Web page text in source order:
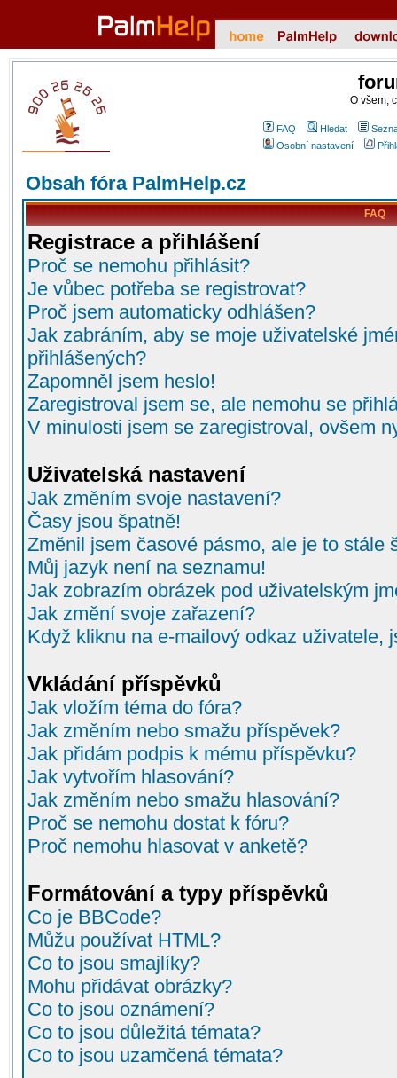
O všem,
FAQ Hledat
Osobní nastavení
Obsah fóra PalmHelp.cz
FAQ
Registrace a přihlášení
Proč se nemohu přihlásit?
Je vůbec potřeba se registrovat?
Proč jsem automaticky odhlášen?
Jak zabráním, aby se moje uživatelské
přihlášených?
Zapomněl jsem heslo!
Zaregistroval jsem se, ale nemohu se
V minulosti jsem se zaregistroval, ovšem
Uživatelská nastavení
Jak změním svoje nastavení?
Časy jsou špatně!
Změnil jsem časové pásmo, ale je to stále
Můj jazyk není na seznamu!
Jak zobrazím obrázek pod uživatelským
Jak změní svoje zařazení?
Když kliknu na e-mailový odkaz uživatele,
Vkládání příspěvků
Jak vložím téma do fóra?
Jak změním nebo smažu příspěvek?
Jak přidám podpis k mému příspěvku?
Jak vytvořím hlasování?
Jak změním nebo smažu hlasování?
Proč se nemohu dostat k fóru?
Proč nemohu hlasovat v anketě?
Formátování a typy příspěvků
Co je BBCode?
Můžu používat HTML?
Co to jsou smajlíky?
Mohu přidávat obrázky?
Co to jsou oznámení?
Co to jsou důležitá témata?
Co to jsou uzamčená témata?